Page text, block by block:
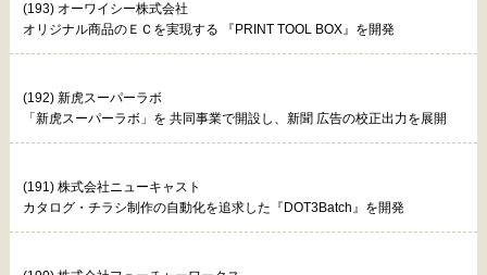
(193) オーワイシー株式会社
オリジナル商品のＥＣを実現する 『PRINT TOOL BOX』を開発
(192) 新虎スーパーラボ
「新虎スーパーラボ」を 共同事業で開設し、新聞 広告の校正出力を展開
(191) 株式会社ニューキャスト
カタログ・チラシ制作の自動化を追求した『DOT3Batch』を開発